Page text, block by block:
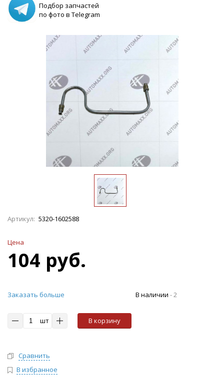
Подбор запчастей
по фото в Telegram
Артикул: 5320-1602588
Цена
104 руб.
Заказать больше
шт В корзину
В наличии - 2
Сравнить
В избранное